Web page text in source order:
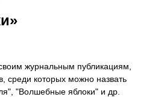
журнальным публикациям,
среди которых можно назвать
"Волшебные яблоки" и др.